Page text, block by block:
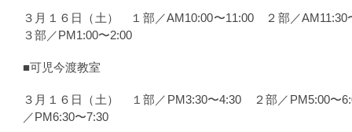
３月１６日（土） １部／AM10:00〜11:00 ２部／
３部／PM1:00〜2:00
■可児今渡教室
３月１６日（土） １部／PM3:30〜4:30 ２部／PM5:00〜
／PM6:30〜7:30